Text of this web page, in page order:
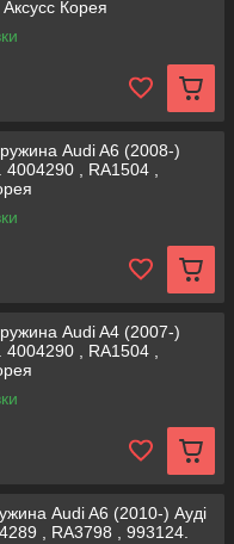
Корея
Audi A6 (2008-)
, RA1504 ,
Audi A4 (2007-)
, RA1504 ,
Audi A6 (2010-) Ауді
, RA3798 , 993124.